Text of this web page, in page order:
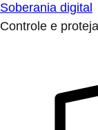
Soberania digital
Controle e